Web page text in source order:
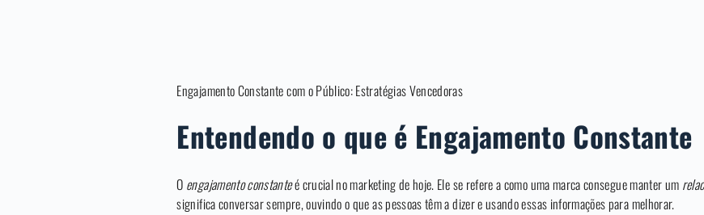
Engajamento Constante com o Público: Estratégias Vencedoras
Entendendo o que é Engajamento Constante
O engajamento constanteé crucial no marketing de hoje. Ele se refere a como uma marca consegue manter um
significa conversar sempre, ouvindo o que as pessoas têm a dizer e usando essas informações para melhorar.